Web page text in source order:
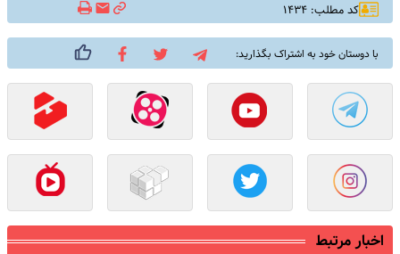
کد مطلب: ۱۴۳۴
با دوستان خود به اشتراک بگذارید:
اخبار مرتبط